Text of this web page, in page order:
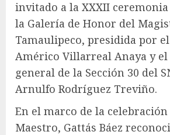
invitado a la XXXII
la Galería de Honor del
Tamaulipeco, presidida por
Américo Villarreal Anaya y
general de la Sección 30 del
Arnulfo Rodríguez Treviño.
En el marco de la celebración
Maestro, Gattás Báez